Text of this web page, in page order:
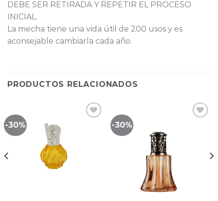
DEBE SER RETIRADA Y REPETIR EL PROCESO
INICIAL.
La mecha tiene una vida útil de 200 usos y es
aconsejable cambiarla cada año.
PRODUCTOS RELACIONADOS
-30%
seguimiento
-30%